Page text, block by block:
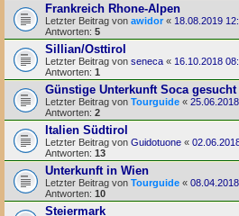
Frankreich Rhone-Alpen
Letzter Beitrag von awidor « 18.08.2019
Antworten: 5
Sillian/Osttirol
Letzter Beitrag von seneca « 16.10.2018
Antworten: 1
Günstige Unterkunft Soca gesucht
Letzter Beitrag von Tourguide «
Antworten: 2
Italien Südtirol
Letzter Beitrag von Guidotuone «
Antworten: 13
Unterkunft in Wien
Letzter Beitrag von Tourguide «
Antworten: 10
Steiermark